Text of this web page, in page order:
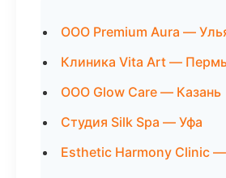
ООО Premium Aura —
Клиника Vita Art —
ООО Glow Care — Казань
Студия Silk Spa — Уфа
Esthetic Harmony Clinic